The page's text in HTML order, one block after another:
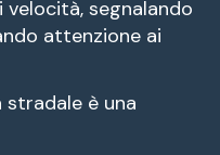
segnalando
attenzione ai
stradale è una